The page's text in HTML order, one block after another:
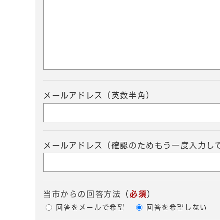
メールアドレス（英数半角）
メールアドレス（確認のためもう一度入力し
当市からの回答方法 （ 必須）
回答をメールで希望 回答を希望しない